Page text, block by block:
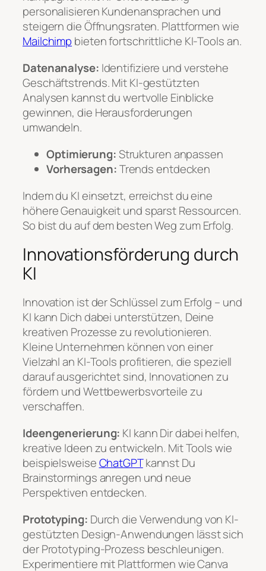
personalisieren Kundenansprachen und
steigern die Öffnungsraten. Plattformen wie
Mailchimp bieten fortschrittliche KI-Tools an.
Datenanalyse: Identifiziere und verstehe
Geschäftstrends. Mit KI-gestützten
Analysen kannst du wertvolle Einblicke
gewinnen, die Herausforderungen
umwandeln.
Optimierung:Strukturen anpassen
Vorhersagen:Trends entdecken
Indem du KI einsetzt, erreichst du eine
höhere Genauigkeit und sparst Ressourcen.
So bist du auf dem besten Weg zum Erfolg.
Innovationsförderung durch
KI
Innovation ist der Schlüssel zum Erfolg – und
KI kann Dich dabei unterstützen, Deine
kreativen Prozesse zu revolutionieren.
Kleine Unternehmen können von einer
Vielzahl an KI-Tools profitieren, die speziell
darauf ausgerichtet sind, Innovationen zu
fördern und Wettbewerbsvorteile zu
verschaffen.
Ideengenerierung: KI kann Dir dabei helfen,
kreative Ideen zu entwickeln. Mit Tools wie
beispielsweiseChatGPTkannst Du
Brainstormings anregen und neue
Perspektiven entdecken.
Prototyping: Durch die Verwendung von KI-
gestützten Design-Anwendungen lässt sich
der Prototyping-Prozess beschleunigen.
Experimentiere mit Plattformen wie Canva